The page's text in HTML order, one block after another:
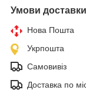
Умови доставки
Нова Пошта
Укрпошта
Самовивіз
Доставка по